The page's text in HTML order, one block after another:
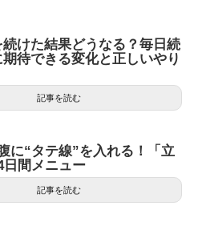
けた結果どうなる？毎日続
待できる変化と正しいやり
記事を読む
に“タテ線”を入れる！「立
日間メニュー
記事を読む